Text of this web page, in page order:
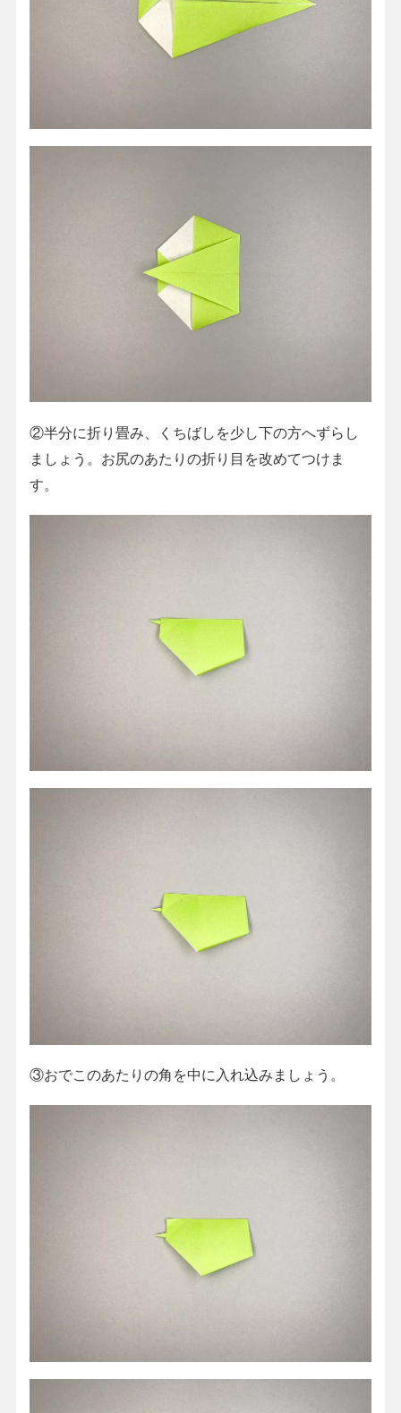
②半分に折り畳み、くちばしを少し下の方へずらし
ましょう。お尻のあたりの折り目を改めてつけま
す。
③おでこのあたりの角を中に入れ込みましょう。